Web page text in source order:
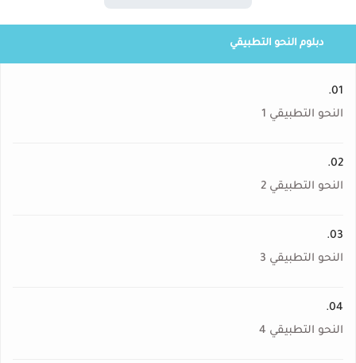
دبلوم النحو التطبيقي
01.
النحو التطبيقي 1
02.
النحو التطبيقي 2
03.
النحو التطبيقي 3
04.
النحو التطبيقي 4